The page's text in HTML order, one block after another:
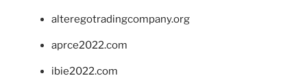
alteregotradingcompany.org
aprce2022.com
ibie2022.com